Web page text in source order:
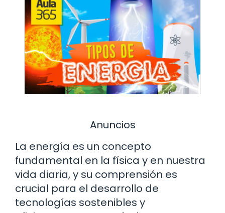
Anuncios
La energía es un concepto
fundamental en la física y en nuestra
vida diaria, y su comprensión es
crucial para el desarrollo de
tecnologías sostenibles y